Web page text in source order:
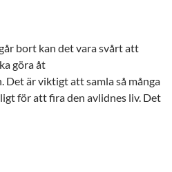
bort kan det vara svårt att
göra åt
Det är viktigt att samla så många
för att fira den avlidnes liv. Det